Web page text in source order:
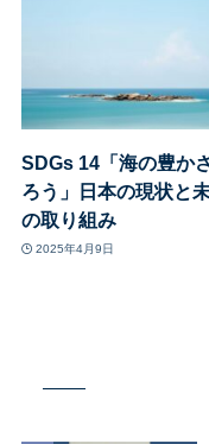
SDGs 14「海の豊か
ろう」日本の現状と
の取り組み
2025年4月9日